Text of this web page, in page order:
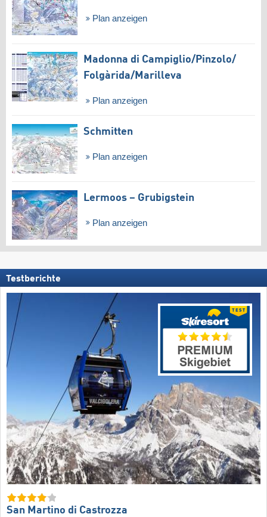
Plan anzeigen
Madonna di Campiglio/​Pinzolo/​
Folgàrida/​Marilleva
Plan anzeigen
Schmitten
Plan anzeigen
Lermoos – Grubigstein
Plan anzeigen
Testberichte
San Martino di Castrozza